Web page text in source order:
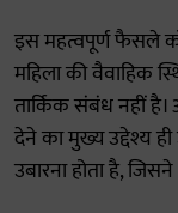
इस महत्वपूर्ण फैसले
महिला की वैवाहिक
तार्किक संबंध नहीं
देने का मुख्य उद्देश्य
उबारना होता है,